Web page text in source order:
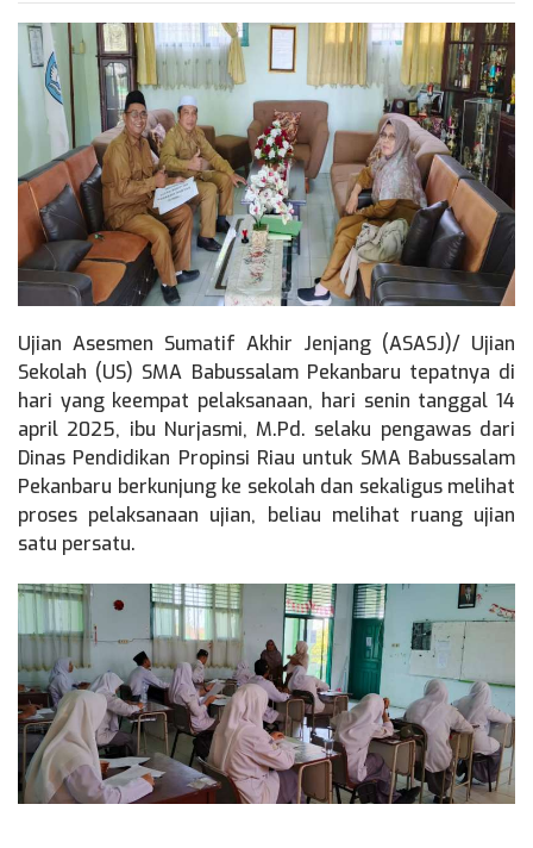
Ujian Asesmen Sumatif Akhir Jenjang (ASASJ)/ Ujian
Sekolah (US) SMA Babussalam Pekanbaru tepatnya di
hari yang keempat pelaksanaan, hari senin tanggal 14
april 2025, ibu Nurjasmi, M.Pd. selaku pengawas dari
Dinas Pendidikan Propinsi Riau untuk SMA Babussalam
Pekanbaru berkunjung ke sekolah dan sekaligus melihat
proses pelaksanaan ujian, beliau melihat ruang ujian
satu persatu.